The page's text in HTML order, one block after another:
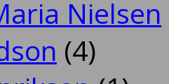
Nielsen
(4)